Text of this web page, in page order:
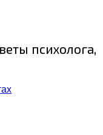
психолога,